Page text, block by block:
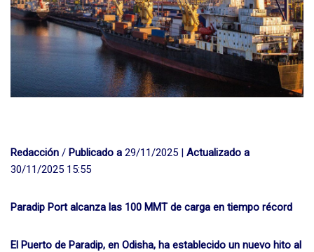
Redacción / Publicado a 29/11/2025 | Actualizado a
30/11/2025 15:55
Paradip Port alcanza las 100 MMT de carga en tiempo récord
El Puerto de Paradip, en Odisha, ha establecido un nuevo hito al